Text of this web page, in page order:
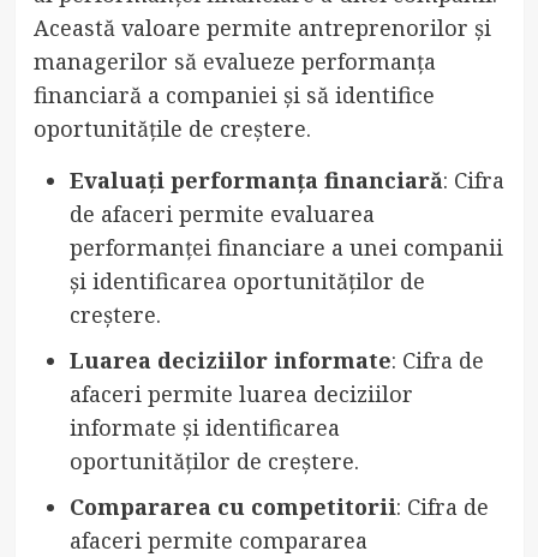
Această valoare permite antreprenorilor și
managerilor să evalueze performanța
financiară a companiei și să identifice
oportunitățile de creștere.
Evaluați performanța financiară: Cifra
de afaceri permite evaluarea
performanței financiare a unei companii
și identificarea oportunităților de
creștere.
Luarea deciziilor informate: Cifra de
afaceri permite luarea deciziilor
informate și identificarea
oportunităților de creștere.
Compararea cu competitorii: Cifra de
afaceri permite compararea